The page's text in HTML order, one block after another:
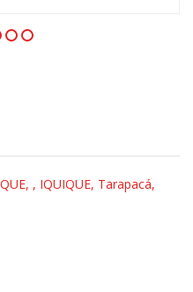
, IQUIQUE, Tarapacá,